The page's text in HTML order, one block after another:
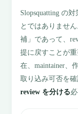
Slopsquatting の対
とではありませ
補」であって、
提に戻すことが
在、maintainer、
取り込み可否を
review を分ける